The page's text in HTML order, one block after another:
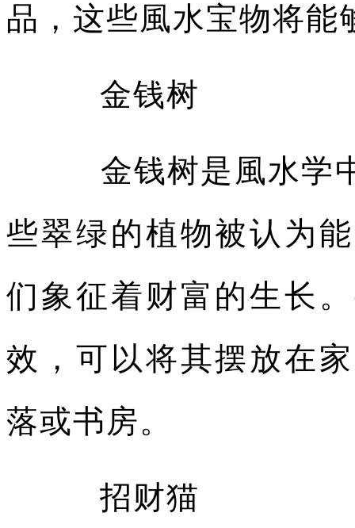
品，这些風水宝物将能
金钱树
金钱树是風水学中
些翠绿的植物被认为
们象征着财富的生长
效，可以将其摆放在
落或书房。
招财猫